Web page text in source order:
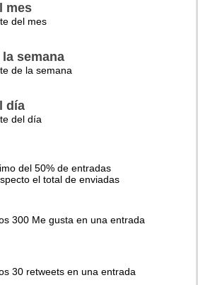
mes
del mes
semana
de la semana
día
del día
del 50% de entradas
el total de enviadas
300 Me gusta en una entrada
30 retweets en una entrada